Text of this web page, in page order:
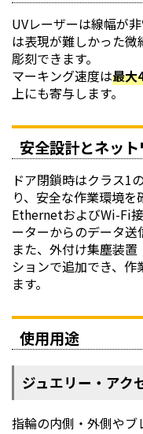
UVレーザーは線幅が
は表現が難しかった
彫刻できます。
マーキング速度は最大
上にも寄与します。
安全設計とネッ
ドア閉鎖時はクラス1
り、安全な作業環境を
EthernetおよびWi-Fi
ーターからのデータ送
また、外付け集塵装
ションで追加でき、作
ます。
使用用途
ジュエリー・アク
指輪の内側・外側や